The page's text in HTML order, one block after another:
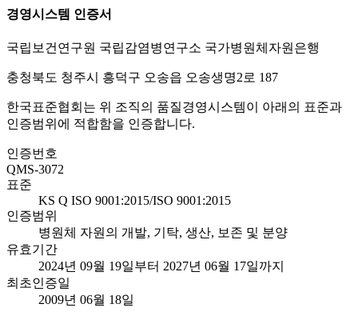
경영시스템 인증서
국립보건연구원 국립감염병연구소 국가병원체자원은행
충청북도 청주시 흥덕구 오송읍 오송생명2로 187
한국표준협회는 위 조직의 품질경영시스템이 아래의 표준과
인증범위에 적합함을 인증합니다.
인증번호
QMS-3072
표준
KS Q ISO 9001:2015/ISO 9001:2015
인증범위
병원체 자원의 개발, 기탁, 생산, 보존 및 분양
유효기간
2024년 09월 19일부터 2027년 06월 17일까지
최초인증일
2009년 06월 18일